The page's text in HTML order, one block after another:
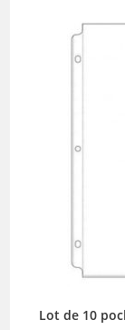
Lot de 10